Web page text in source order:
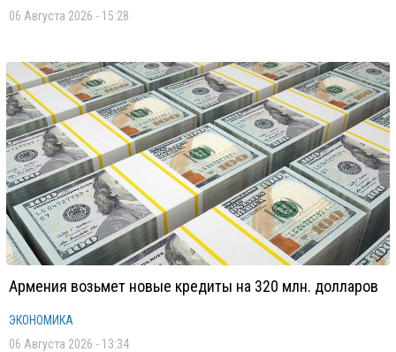
06 Августа 2026 - 15:28
Армения возьмет новые кредиты на 320 млн. долларов
ЭКОНОМИКА
06 Августа 2026 - 13:34